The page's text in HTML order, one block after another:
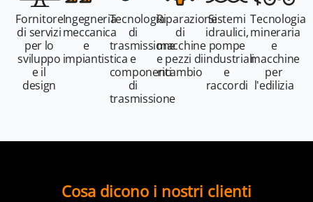
Fornitore
di servizi
per lo
sviluppo
e il
design
Ingegneria
meccanica
e
impiantistica
Tecnologia
di
trasmissione
e
componenti
di
trasmissione
Riparazione
di
macchine
e pezzi di
ricambio
Sistemi
idraulici,
pompe
industriali
e
raccordi
Tecnologia
mineraria
e
macchine
per
l'edilizia
Cosa dicono i nostri clienti